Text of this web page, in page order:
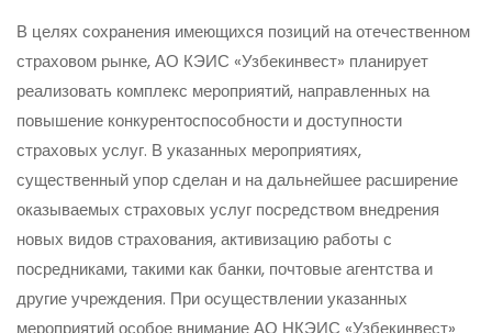
В целях сохранения имеющихся позиций на отечественном
страховом рынке, АО КЭИС «Узбекинвест» планирует
реализовать комплекс мероприятий, направленных на
повышение конкурентоспособности и доступности
страховых услуг. В указанных мероприятиях,
существенный упор сделан и на дальнейшее расширение
оказываемых страховых услуг посредством внедрения
новых видов страхования, активизацию работы с
посредниками, такими как банки, почтовые агентства и
другие учреждения. При осуществлении указанных
мероприятий особое внимание АО НКЭИС «Узбекинвест»